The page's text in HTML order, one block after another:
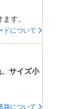
す。
ドについて
サイズ小
袋について